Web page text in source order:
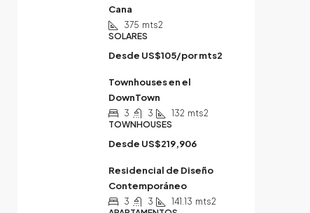
Cana
375 mts2
SOLARES
Desde US$105/por mts2
Townhouses en el
DownTown
3 3 132 mts2
TOWNHOUSES
Desde US$219,906
Residencial de Diseño
Contemporáneo
3 3 141.13 mts2